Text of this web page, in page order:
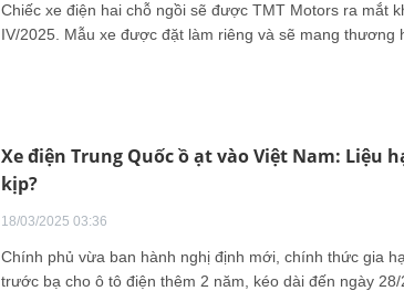
Chiếc xe điện hai chỗ ngồi sẽ được TMT Motors ra mắt
IV/2025. Mẫu xe được đặt làm riêng và sẽ mang thương
Xe điện Trung Quốc ồ ạt vào Việt Nam: Liệu
kịp?
18/03/2025 03:36
Chính phủ vừa ban hành nghị định mới, chính thức gia
trước bạ cho ô tô điện thêm 2 năm, kéo dài đến ngày